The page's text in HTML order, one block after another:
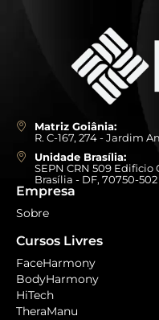
Matriz Goiânia:
R. C-167, 274 - Jardim
Unidade Brasília:
SEPN CRN 509 Edificio
Brasília - DF, 70750-502
Empresa
Sobre
Cursos Livres
FaceHarmony
BodyHarmony
HiTech
TheraManu